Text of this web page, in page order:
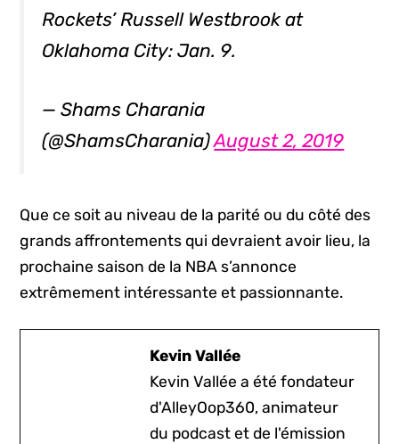
Rockets’ Russell Westbrook at
Oklahoma City: Jan. 9.
— Shams Charania
(@ShamsCharania)August 2, 2019
Que ce soit au niveau de la parité ou du côté des
grands affrontements qui devraient avoir lieu, la
prochaine saison de la NBA s’annonce
extrêmement intéressante et passionnante.
Kevin Vallée
Kevin Vallée a été fondateur
d'AlleyOop360, animateur
du podcast et de l'émission